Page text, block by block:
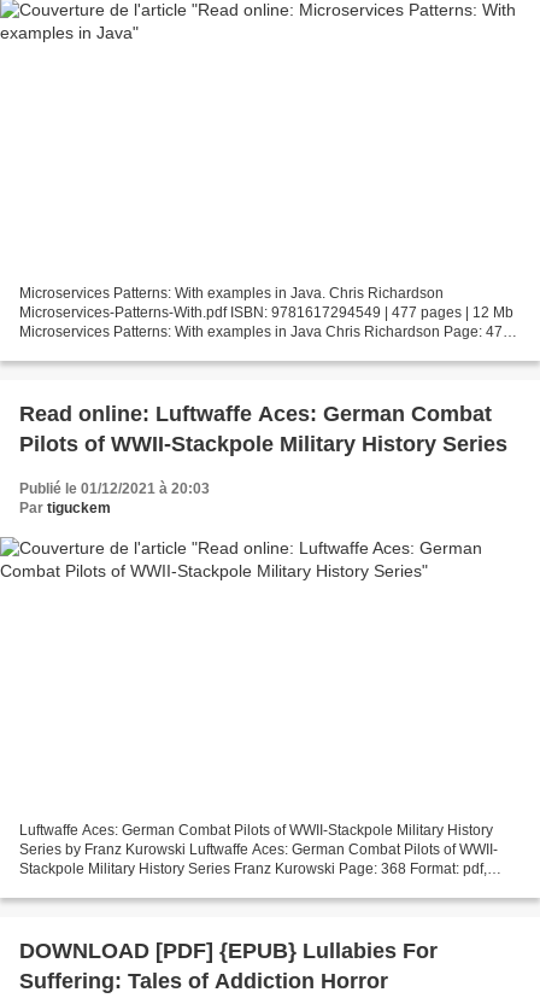
Microservices Patterns: With examples in Java. Chris Richardson
Microservices-Patterns-With.pdf ISBN: 9781617294549 | 477 pages | 12 Mb
Microservices Patterns: With examples in Java Chris Richardson Page: 477
Read online: Luftwaffe Aces: German Combat
Pilots of WWII-Stackpole Military History Series
Publié le 01/12/2021 à 20:03
Par tiguckem
Luftwaffe Aces: German Combat Pilots of WWII-Stackpole Military History
Series by Franz Kurowski Luftwaffe Aces: German Combat Pilots of WWII-
Stackpole Military History Series Franz Kurowski Page: 368 Format: pdf,
DOWNLOAD [PDF] {EPUB} Lullabies For
Suffering: Tales of Addiction Horror